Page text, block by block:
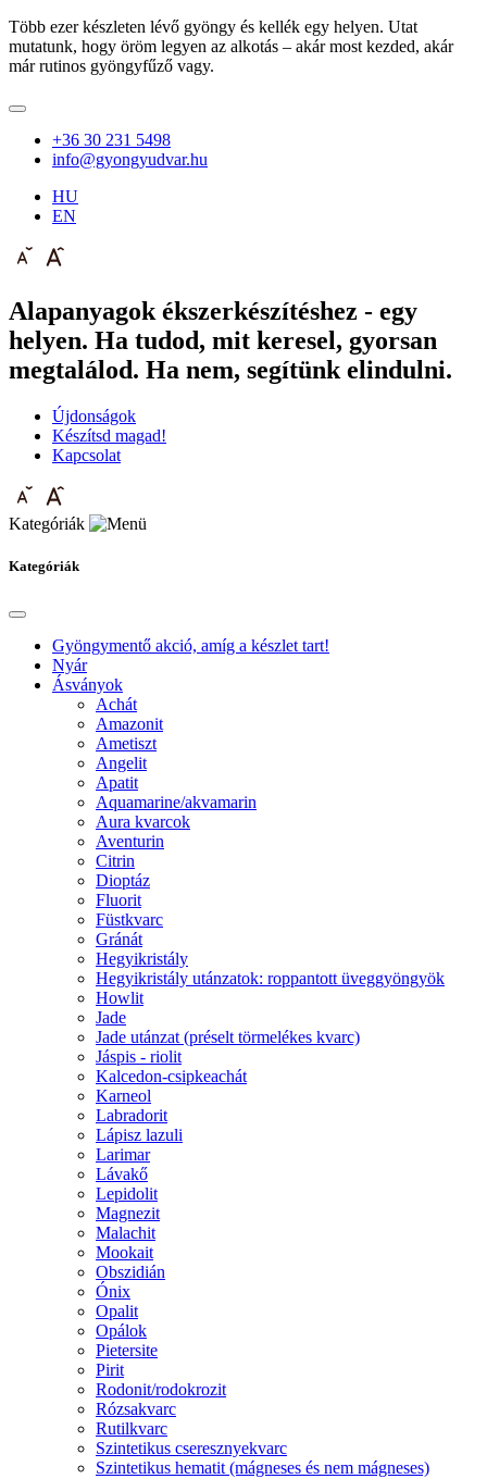
Több ezer készleten lévő gyöngy és kellék egy helyen. Utat
mutatunk, hogy öröm legyen az alkotás – akár most kezded, akár
már rutinos gyöngyfűző vagy.
+36 30 231 5498
info@gyongyudvar.hu
HU
EN
Alapanyagok ékszerkészítéshez - egy
helyen. Ha tudod, mit keresel, gyorsan
megtalálod. Ha nem, segítünk elindulni.
Újdonságok
Készítsd magad!
Kapcsolat
Kategóriák
Kategóriák
Gyöngymentő akció, amíg a készlet tart!
Nyár
Ásványok
Achát
Amazonit
Ametiszt
Angelit
Apatit
Aquamarine/akvamarin
Aura kvarcok
Aventurin
Citrin
Dioptáz
Fluorit
Füstkvarc
Gránát
Hegyikristály
Hegyikristály utánzatok: roppantott üveggyöngyök
Howlit
Jade
Jade utánzat (préselt törmelékes kvarc)
Jáspis - riolit
Kalcedon-csipkeachát
Karneol
Labradorit
Lápisz lazuli
Larimar
Lávakő
Lepidolit
Magnezit
Malachit
Mookait
Obszidián
Ónix
Opalit
Opálok
Pietersite
Pirit
Rodonit/rodokrozit
Rózsakvarc
Rutilkvarc
Szintetikus cseresznyekvarc
Szintetikus hematit (mágneses és nem mágneses)